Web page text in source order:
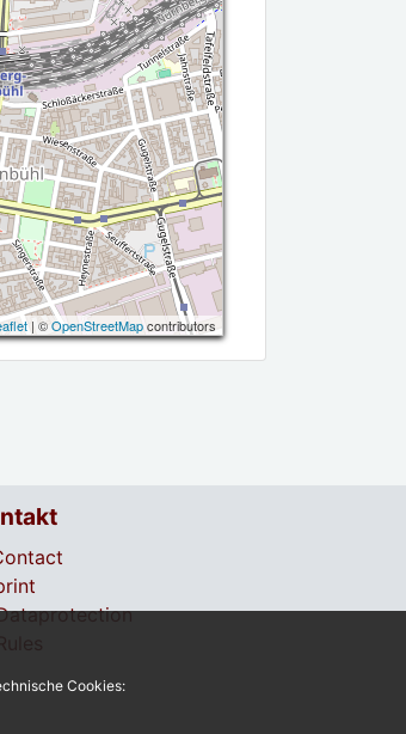
| ©OpenStreetMapcontributors
Cookies: